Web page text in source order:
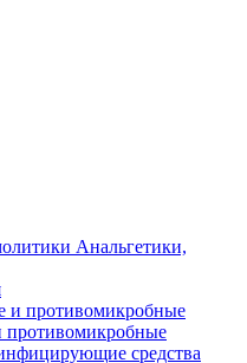
Анальгетики,
противомикробные